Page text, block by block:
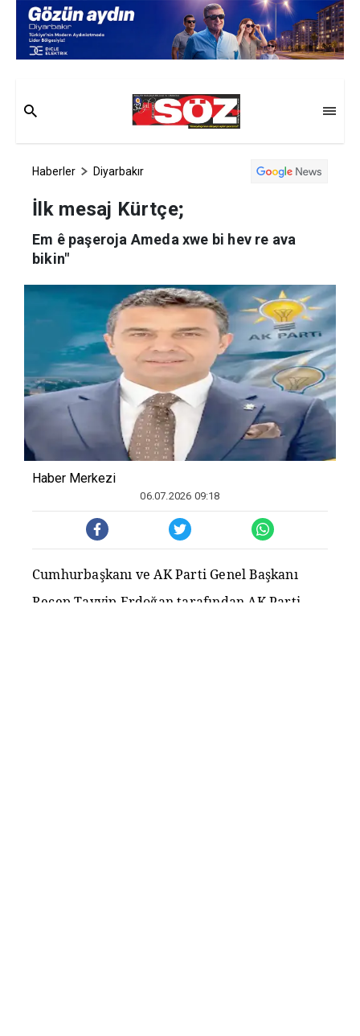
Haberler Diyarbakır
İlk mesaj Kürtçe;
Em ê paşeroja Ameda xwe bi hev re ava
bikin"
Haber Merkezi
06.07.2026 09:18
Cumhurbaşkanı ve AK Parti Genel Başkanı
Recep Tayyip Erdoğan tarafından AK Parti